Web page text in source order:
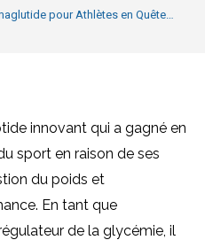
pour Athlètes en Quête…
innovant qui a gagné en
sport en raison de ses
du poids et
En tant que
de la glycémie, il